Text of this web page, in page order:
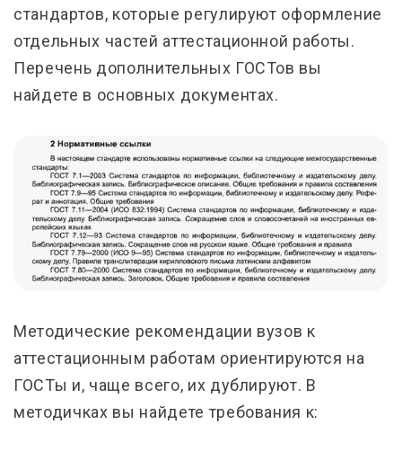
стандартов, которые регулируют оформление
отдельных частей аттестационной работы.
Перечень дополнительных ГОСТов вы
найдете в основных документах.
Методические рекомендации вузов к
аттестационным работам ориентируются на
ГОСТы и, чаще всего, их дублируют. В
методичках вы найдете требования к: